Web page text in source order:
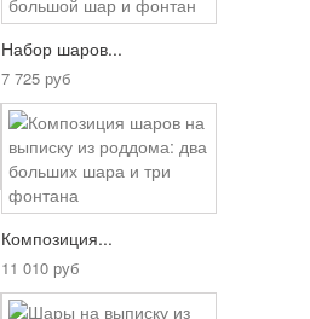
Набор шаров...
7 725 руб
Композиция...
11 010 руб